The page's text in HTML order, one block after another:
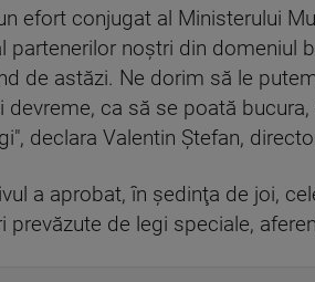
efort conjugat al Ministerului
partenerilor noştri din domeniul
de astăzi. Ne dorim să le
devreme, ca să se poată
declara Valentin Ştefan,
a aprobat, în şedinţa de joi,
prevăzute de legi speciale,